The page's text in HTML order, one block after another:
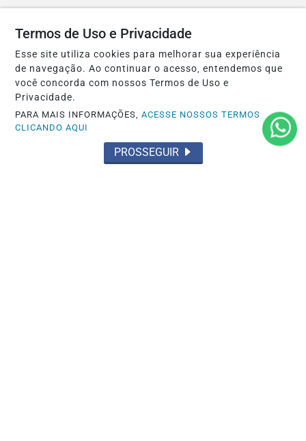
Termos de Uso e Privacidade
Esse site utiliza cookies para melhorar sua experiência
de navegação. Ao continuar o acesso, entendemos que
você concorda com nossos Termos de Uso e
Privacidade.
PARA MAIS INFORMAÇÕES,ACESSE NOSSOS TERMOS
CLICANDO AQUI
PROSSEGUIR